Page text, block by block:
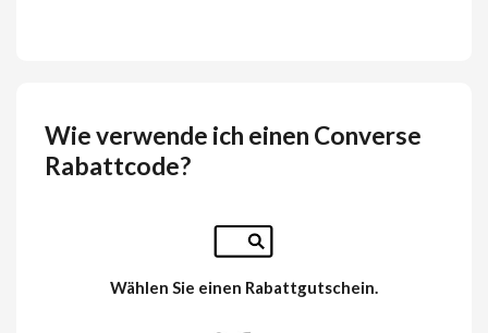
Wie verwende ich einen Converse
Rabattcode?
Wählen Sie einen Rabattgutschein.